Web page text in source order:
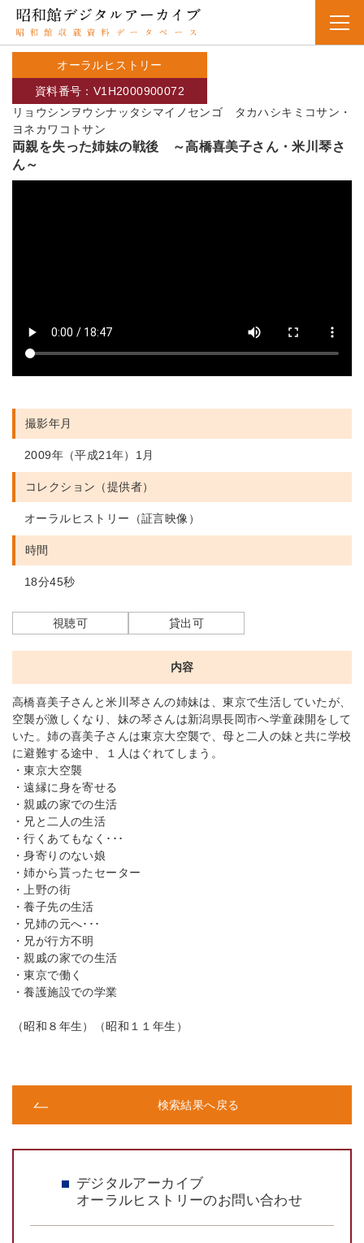
オーラルヒストリー
リョウシンヲウシナッタシマイノセンゴ タカハシキミコサン・
ヨネカワコトサン
資料番号：V1H2000900072
両親を失った姉妹の戦後 ～高橋喜美子さん・米川琴さ
ん～
撮影年月
2009年（平成21年）1月
コレクション（提供者）
オーラルヒストリー（証言映像）
時間
18分45秒
視聴可 貸出可
内容
高橋喜美子さんと米川琴さんの姉妹は、東京で生活していたが、
空襲が激しくなり、妹の琴さんは新潟県長岡市へ学童疎開をして
いた。姉の喜美子さんは東京大空襲で、母と二人の妹と共に学校
に避難する途中、１人はぐれてしまう。
・東京大空襲
・遠縁に身を寄せる
・親戚の家での生活
・兄と二人の生活
・行くあてもなく･･･
・身寄りのない娘
・姉から貰ったセーター
・上野の街
・養子先の生活
・兄姉の元へ･･･
・兄が行方不明
・親戚の家での生活
・東京で働く
・養護施設での学業
（昭和８年生）（昭和１１年生）
検索結果へ戻る
デジタルアーカイブ
オーラルヒストリーのお問い合わせ